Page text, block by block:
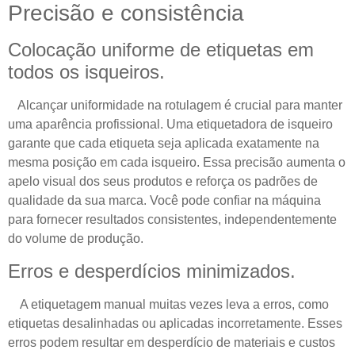
Precisão e consistência
Colocação uniforme de etiquetas em
todos os isqueiros.
Alcançar uniformidade na rotulagem é crucial para manter
uma aparência profissional. Uma etiquetadora de isqueiro
garante que cada etiqueta seja aplicada exatamente na
mesma posição em cada isqueiro. Essa precisão aumenta o
apelo visual dos seus produtos e reforça os padrões de
qualidade da sua marca. Você pode confiar na máquina
para fornecer resultados consistentes, independentemente
do volume de produção.
Erros e desperdícios minimizados.
A etiquetagem manual muitas vezes leva a erros, como
etiquetas desalinhadas ou aplicadas incorretamente. Esses
erros podem resultar em desperdício de materiais e custos